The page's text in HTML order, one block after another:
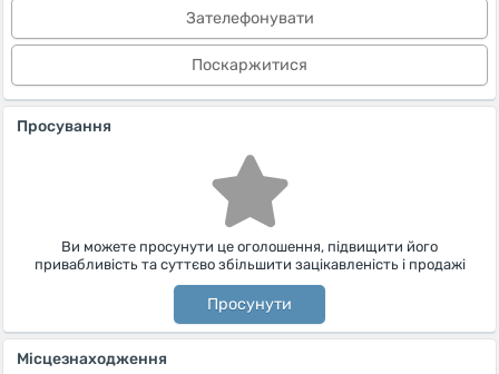
Зателефонувати
Поскаржитися
Просування
Ви можете просунути це оголошення, підвищити його
привабливість та суттєво збільшити зацікавленість і продажі
Просунути
Місцезнаходження